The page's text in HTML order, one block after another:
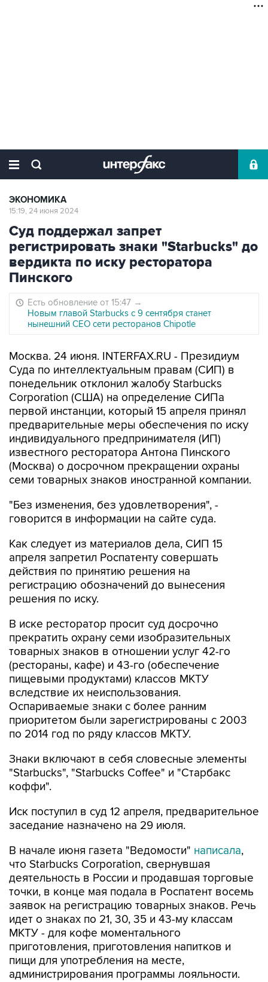
ЭКОНОМИКА
15:19, 24 июня 2024
Суд поддержал запрет
регистрировать знаки "Starbucks" до
вердикта по иску ресторатора
Пинского
Есть обновление от 15:47 →
Новым главой Starbucks с 9 сентября станет
нынешний CEO сети ресторанов Chipotle
Москва. 24 июня. INTERFAX.RU - Президиум
Суда по интеллектуальным правам (СИП) в
понедельник отклонил жалобу Starbucks
Corporation (США) на определение СИПа
первой инстанции, который 15 апреля принял
предварительные меры обеспечения по иску
индивидуального предпринимателя (ИП)
известного ресторатора Антона Пинского
(Москва) о досрочном прекращении охраны
семи товарных знаков иностранной компании.
"Без изменения, без удовлетворения", -
говорится в информации на сайте суда.
Как следует из материалов дела, СИП 15
апреля запретил Роспатенту совершать
действия по принятию решения на
регистрацию обозначений до вынесения
решения по иску.
В иске ресторатор просит суд досрочно
прекратить охрану семи изобразительных
товарных знаков в отношении услуг 42-го
(рестораны, кафе) и 43-го (обеспечение
пищевыми продуктами) классов МКТУ
вследствие их неиспользования.
Оспариваемые знаки с более ранним
приоритетом были зарегистрированы с 2003
по 2014 год по ряду классов МКТУ.
Знаки включают в себя словесные элементы
"Starbucks", "Starbucks Coffee" и "Старбакс
коффи".
Иск поступил в суд 12 апреля, предварительное
заседание назначено на 29 июля.
В начале июня газета "Ведомости" написала,
что Starbucks Corporation, свернувшая
деятельность в России и продавшая торговые
точки, в конце мая подала в Роспатент восемь
заявок на регистрацию товарных знаков. Речь
идет о знаках по 21, 30, 35 и 43-му классам
МКТУ - для кофе моментального
приготовления, приготовления напитков и
пищи для употребления на месте,
администрирования программы лояльности.